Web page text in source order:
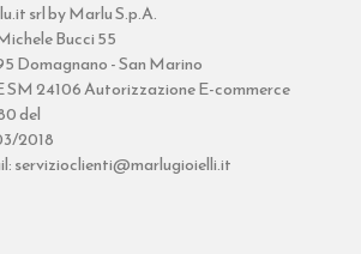
srl by Marlu S.p.A.
Bucci 55
Domagnano - San Marino
SM 24106 Autorizzazione E-commerce
del
2018
servizioclienti@marlugioielli.it